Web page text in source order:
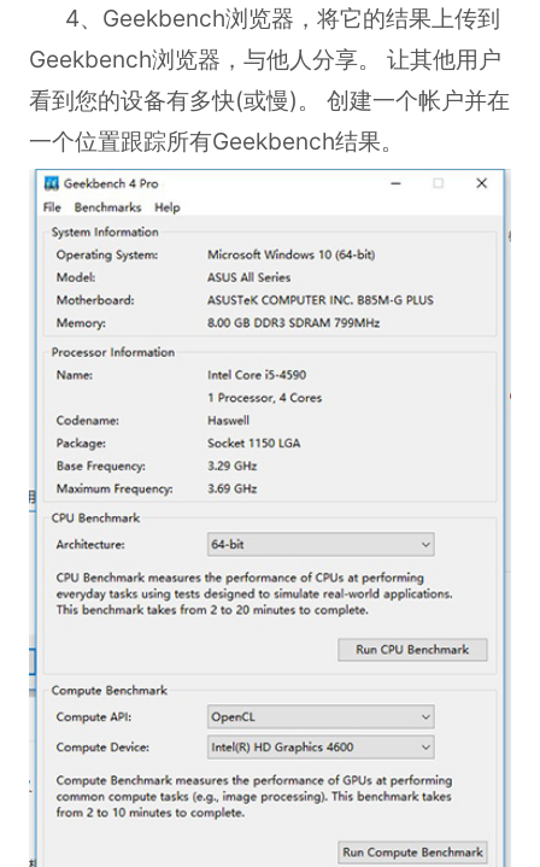
4、Geekbench浏览器，将它的结果上传到
Geekbench浏览器，与他人分享。 让其他用户
看到您的设备有多快(或慢)。 创建一个帐户并在
一个位置跟踪所有Geekbench结果。